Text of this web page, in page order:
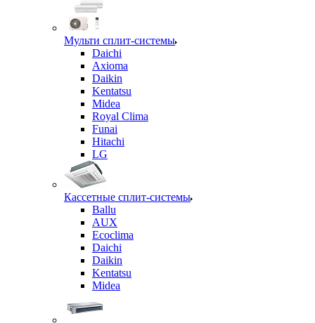
Мульти сплит-системы
Daichi
Axioma
Daikin
Kentatsu
Midea
Royal Clima
Funai
Hitachi
LG
Кассетные сплит-системы
Ballu
AUX
Ecoclima
Daichi
Daikin
Kentatsu
Midea